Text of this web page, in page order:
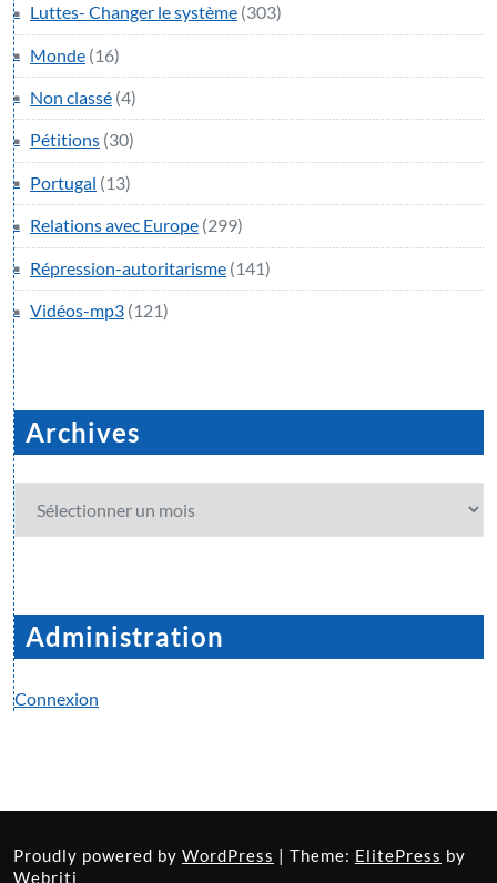
Luttes- Changer le système (303)
Monde (16)
Non classé (4)
Pétitions (30)
Portugal (13)
Relations avec Europe (299)
Répression-autoritarisme (141)
Vidéos-mp3 (121)
Archives
Archives
Administration
Connexion
Proudly powered by WordPress | Theme: ElitePress by
Webriti